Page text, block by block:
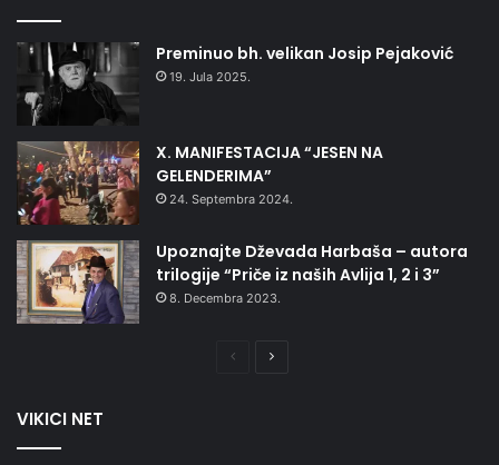
Preminuo bh. velikan Josip Pejaković
19. Jula 2025.
X. MANIFESTACIJA “JESEN NA
GELENDERIMA”
24. Septembra 2024.
Upoznajte Dževada Harbaša – autora
trilogije “Priče iz naših Avlija 1, 2 i 3”
8. Decembra 2023.
PrethodnaNaredna
VIKICI NET